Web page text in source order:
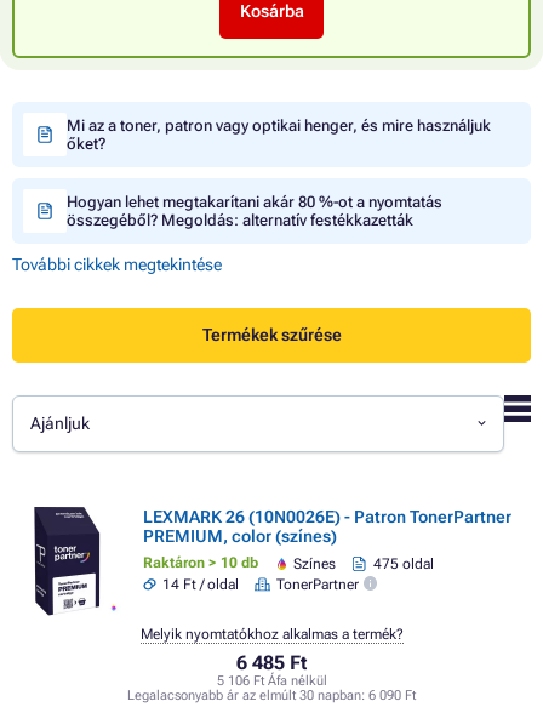
Kosárba
Mi az a toner, patron vagy optikai henger, és mire használjuk
őket?
Hogyan lehet megtakarítani akár 80 %-ot a nyomtatás
összegéből? Megoldás: alternatív festékkazetták
További cikkek megtekintése
Termékek szűrése
Ajánljuk
LEXMARK 26 (10N0026E) - Patron TonerPartner
PREMIUM, color (színes)
Raktáron > 10 db Színes
475 oldal
14 Ft / oldal
TonerPartner
6 485 Ft
5 106 Ft Áfa nélkül
Legalacsonyabb ár az elmúlt 30 napban: 6 090 Ft
Melyik nyomtatókhoz alkalmas a termék?